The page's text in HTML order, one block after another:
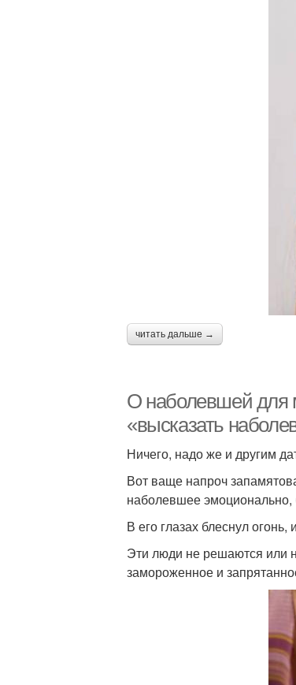
читать дальше →
О наболевшей для
«высказать
Ничего, надо же и другим
Вот ваще напроч
наболевшее эмоционально,
В его глазах блеснул
Эти люди не решаются или
замороженное и